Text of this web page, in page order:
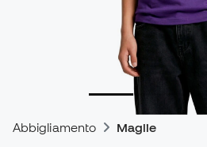
Abbigliamento Maglie